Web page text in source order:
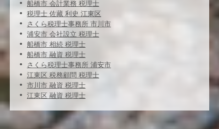
船橋市 会計業務 税理士
税理士 佐藏 利史 江東区
さくら税理士事務所 市川市
浦安市 会社設立 税理士
船橋市 相続 税理士
船橋市 融資 税理士
さくら税理士事務所 浦安市
江東区 税務顧問 税理士
市川市 融資 税理士
江東区 融資 税理士